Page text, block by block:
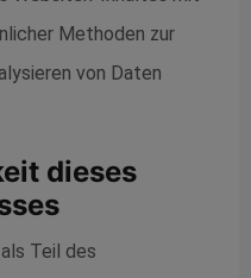
Methoden zur
von Daten
dieses
Teil des